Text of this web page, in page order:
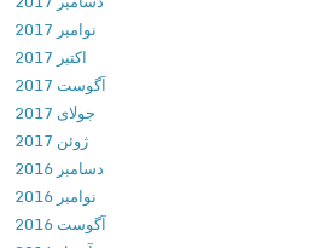
ف
ت
چ
ه
ل
ف
ن
نوامبر 2017
آگوست 2017
جولای 2017
ژوئن 2017
دسامبر 2016
نوامبر 2016
آگوست 2016